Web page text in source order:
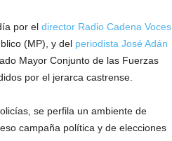
por el director Radio Cadena Voces,
(MP), y del periodista José Adán
Mayor Conjunto de las Fuerzas
por el jerarca castrense.
se perfila un ambiente de
campaña política y de elecciones